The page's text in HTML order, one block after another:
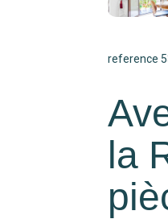
reference
la